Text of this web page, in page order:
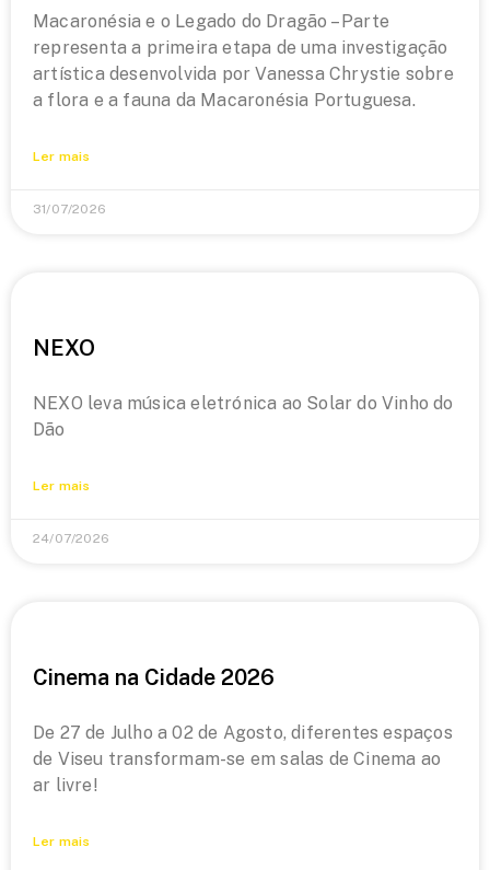
Macaronésia e o Legado do Dragão – Parte
representa a primeira etapa de uma investigação
artística desenvolvida por Vanessa Chrystie sobre
a flora e a fauna da Macaronésia Portuguesa.
Ler mais
31/07/2026
NEXO
NEXO leva música eletrónica ao Solar do Vinho do
Dão
Ler mais
24/07/2026
Cinema na Cidade 2026
De 27 de Julho a 02 de Agosto, diferentes espaços
de Viseu transformam-se em salas de Cinema ao
ar livre!
Ler mais